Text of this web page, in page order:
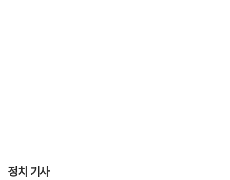
정치 기사